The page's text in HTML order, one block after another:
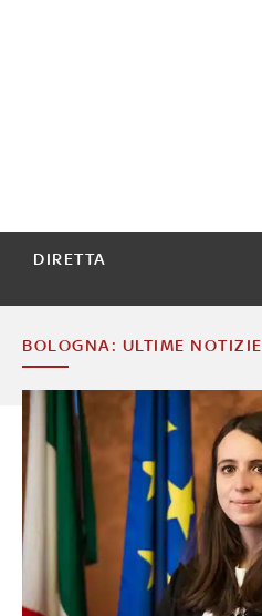
DIRETTA
BOLOGNA: ULTIME NOTIZIE